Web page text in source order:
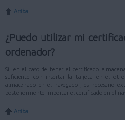
Arriba
¿Puedo utilizar mi
ordenador?
Si, en el caso de tener el certificado
suficiente con insertar la tarjeta en el otro
almacenado en el navegador, es necesario
posteriormente importar el certificado en el
Arriba